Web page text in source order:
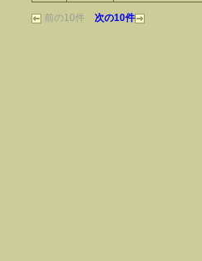
前の10件 次の10件